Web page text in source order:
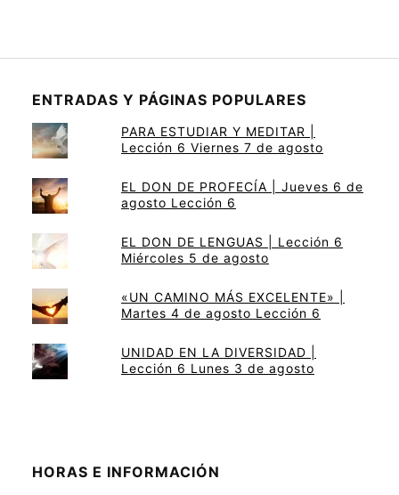
ENTRADAS Y PÁGINAS POPULARES
PARA ESTUDIAR Y MEDITAR |
Lección 6 Viernes 7 de agosto
EL DON DE PROFECÍA | Jueves 6 de
agosto Lección 6
EL DON DE LENGUAS | Lección 6
Miércoles 5 de agosto
«UN CAMINO MÁS EXCELENTE» |
Martes 4 de agosto Lección 6
UNIDAD EN LA DIVERSIDAD |
Lección 6 Lunes 3 de agosto
HORAS E INFORMACIÓN